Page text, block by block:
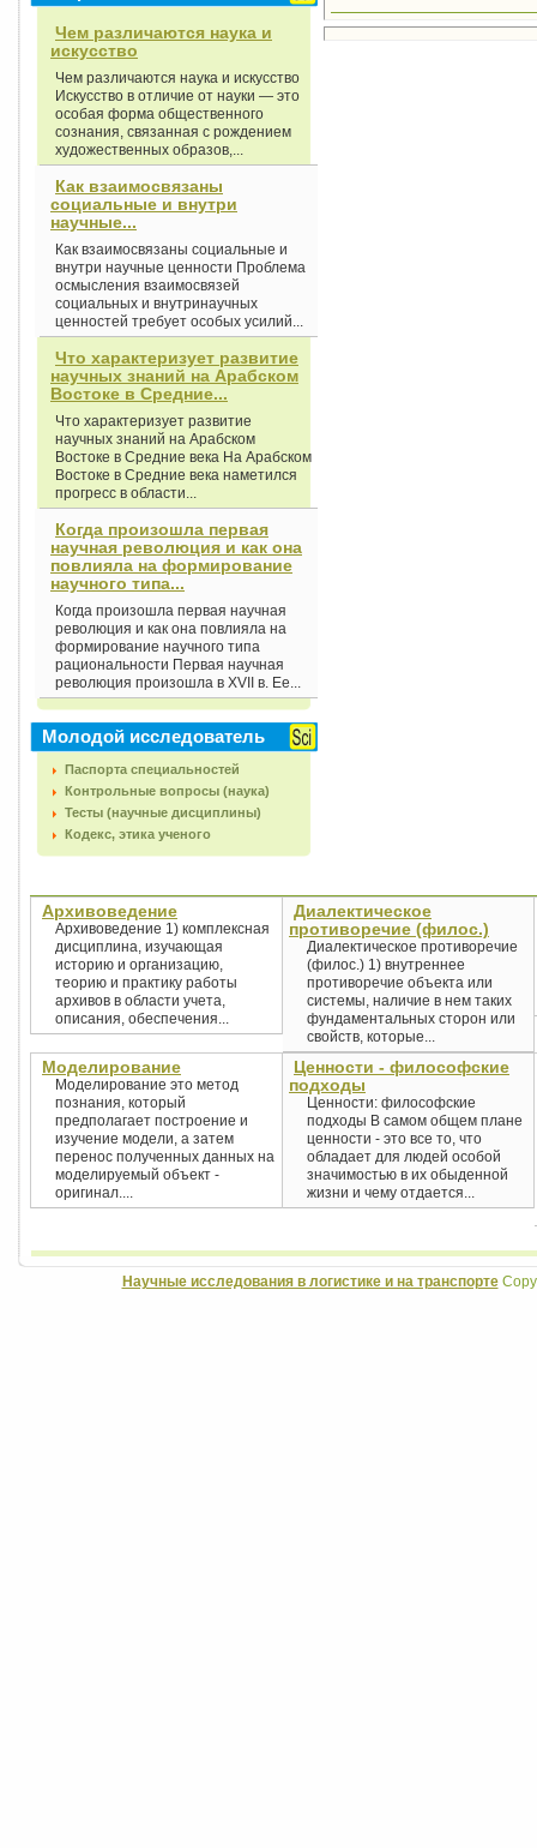
Чем различаются наука и
искусство
Чем различаются наука и искусство
Искусство в отличие от науки — это
особая форма общественного
сознания, связанная с рождением
художественных образов,...
Как взаимосвязаны
социальные и внутри
научные...
Как взаимосвязаны социальные и
внутри научные ценности Проблема
осмысления взаимосвязей
социальных и внутринаучных
ценностей требует особых усилий...
Что характеризует развитие
научных знаний на Арабском
Востоке в Средние...
Что характеризует развитие
научных знаний на Арабском
Востоке в Средние века На Арабском
Востоке в Средние века наметился
прогресс в области...
Когда произошла первая
научная революция и как она
повлияла на формирование
научного типа...
Когда произошла первая научная
революция и как она повлияла на
формирование научного типа
рациональности Первая научная
революция произошла в XVII в. Ее...
Молодой исследователь
Паспорта специальностей
Контрольные вопросы (наука)
Тесты (научные дисциплины)
Кодекс, этика ученого
Архивоведение
Архивоведение 1) комплексная
дисциплина, изучающая
историю и организацию,
теорию и практику работы
архивов в области учета,
описания, обеспечения...
Диалектическое
противоречие (филос.)
Диалектическое противоречие
(филос.) 1) внутреннее
противоречие объекта или
системы, наличие в нем таких
фундаментальных сторон или
свойств, которые...
Моделирование
Моделирование это метод
познания, который
предполагает построение и
изучение модели, а затем
перенос полученных данных на
моделируемый объект -
оригинал....
Ценности - философские
подходы
Ценности: философские
подходы В самом общем плане
ценности - это все то, что
обладает для людей особой
значимостью в их обыденной
жизни и чему отдается...
Научные исследования в логистике и на транспорте